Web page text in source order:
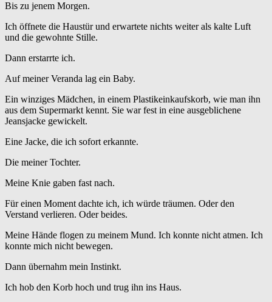
Bis zu jenem Morgen.
Ich öffnete die Haustür und erwartete nichts weiter als kalte Luft
und die gewohnte Stille.
Dann erstarrte ich.
Auf meiner Veranda lag ein Baby.
Ein winziges Mädchen, in einem Plastikeinkaufskorb, wie man ihn
aus dem Supermarkt kennt. Sie war fest in eine ausgeblichene
Jeansjacke gewickelt.
Eine Jacke, die ich sofort erkannte.
Die meiner Tochter.
Meine Knie gaben fast nach.
Für einen Moment dachte ich, ich würde träumen. Oder den
Verstand verlieren. Oder beides.
Meine Hände flogen zu meinem Mund. Ich konnte nicht atmen. Ich
konnte mich nicht bewegen.
Dann übernahm mein Instinkt.
Ich hob den Korb hoch und trug ihn ins Haus.